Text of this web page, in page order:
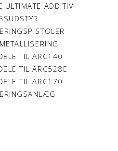
ULTIMATE ADDITIV
TIL ARC140
TIL ARC528E
TIL ARC170